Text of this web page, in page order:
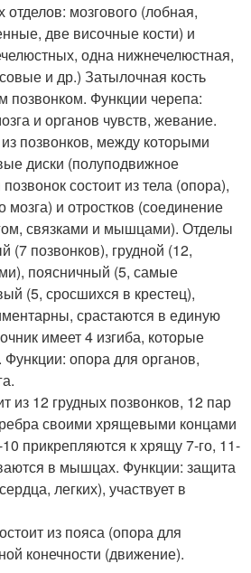
отделов: мозгового (лобная,
две височные кости) и
одна нижнечелюстная,
и др.) Затылочная кость
позвонком. Функции черепа:
и органов чувств, жевание.
позвонков, между которыми
диски (полуподвижное
состоит из тела (опора),
мозга) и отростков (соединение
связками и мышцами). Отделы
(7 позвонков), грудной (12,
поясничный (5, самые
(5, сросшихся в крестец),
срастаются в единую
имеет 4 изгиба, которые
опора для органов,
из 12 грудных позвонков, 12 пар
своими хрящевыми концами
прикрепляются к хрящу 7-го, 11-
в мышцах. Функции: защита
легких), участвует в
из пояса (опора для
конечности (движение).